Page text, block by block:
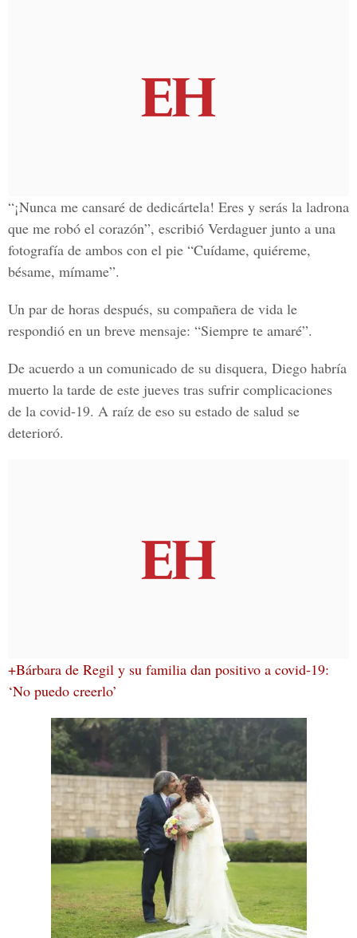
“¡Nunca me cansaré de dedicártela! Eres y serás la ladrona
que me robó el corazón”, escribió Verdaguer junto a una
fotografía de ambos con el pie “Cuídame, quiéreme,
bésame, mímame”.
Un par de horas después, su compañera de vida le
respondió en un breve mensaje: “Siempre te amaré”.
De acuerdo a un comunicado de su disquera, Diego habría
muerto la tarde de este jueves tras sufrir complicaciones
de la covid-19. A raíz de eso su estado de salud se
deterioró.
+Bárbara de Regil y su familia dan positivo a covid-19:
‘No puedo creerlo’